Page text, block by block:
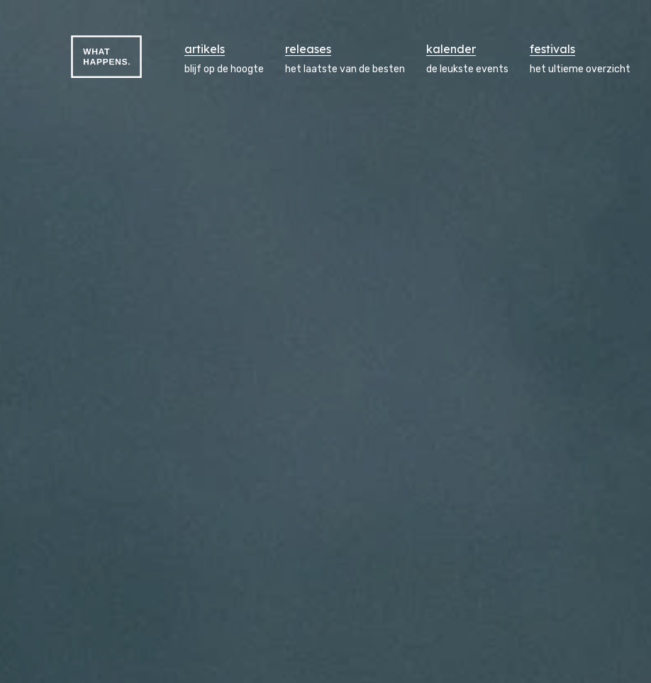
artikels
blijf op de hoogte
releases
het laatste van de besten
kalender
de leukste events
festivals
het ultieme overzicht